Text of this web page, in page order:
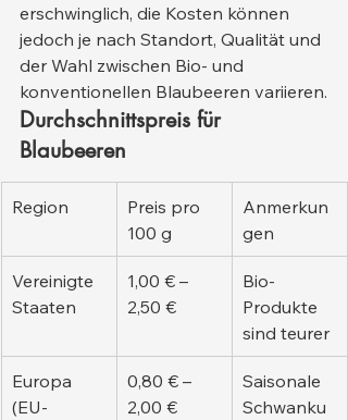
erschwinglich, die Kosten können
jedoch je nach Standort, Qualität und
der Wahl zwischen Bio- und
konventionellen Blaubeeren variieren.
Durchschnittspreis für
Blaubeeren
Region
Preis pro
100 g
Anmerkun
gen
Vereinigte
Staaten
1,00 € –
2,50 €
Bio-
Produkte
sind teurer
Europa
(EU-
0,80 € –
2,00 €
Saisonale
Schwanku